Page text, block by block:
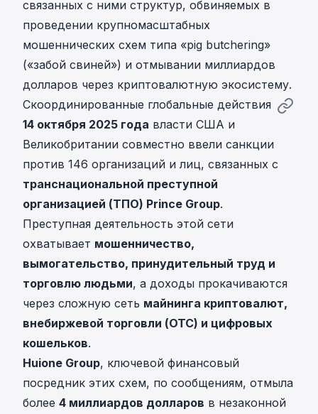
связанных с ними структур, обвиняемых в
проведении крупномасштабных
мошеннических схем типа «pig butchering»
(«забой свиней») и отмывании миллиардов
долларов через криптовалютную экосистему.
Скоординированные глобальные действия
14 октября 2025 года власти США и
Великобритании совместно ввели санкции
против 146 организаций и лиц, связанных с
транснациональной преступной
организацией (ТПО) Prince Group.
Преступная деятельность этой сети
охватывает мошенничество,
вымогательство, принудительный труд и
торговлю людьми, а доходы прокачиваются
через сложную сеть майнинга криптовалют,
внебиржевой торговли (OTC) и цифровых
кошельков.
Huione Group, ключевой финансовый
посредник этих схем, по сообщениям, отмыла
более 4 миллиардов долларов в незаконной